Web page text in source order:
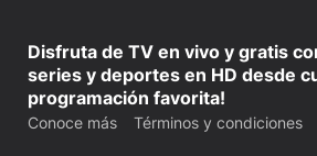
Disfruta de TV en vivo y gratis
series y deportes en HD desde
programación favorita!
Conoce más Términos y condiciones